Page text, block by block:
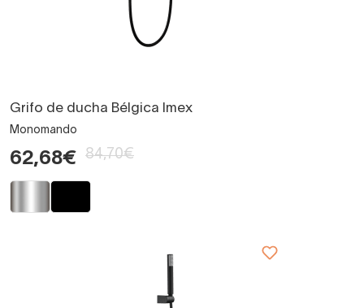
Grifo de ducha Bélgica Imex
Monomando
62,68€ 84,70€